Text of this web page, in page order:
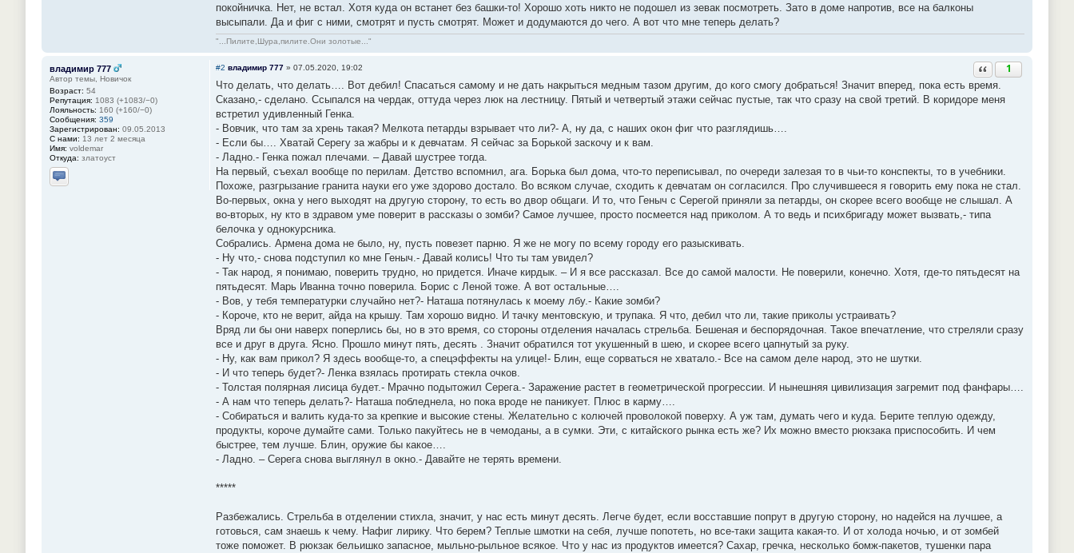
покойничка. Нет, не встал. Хотя куда он встанет без башки-то! Хорошо хоть никто не подошел из зевак посмотреть. Зато в доме напротив, все на балконы
высыпали. Да и фиг с ними, смотрят и пусть смотрят. Может и додумаются до чего. А вот что мне теперь делать?
"...Пилите,Шура,пилите.Они золотые..."
владимир 777
Автор темы, Новичок
Возраст: 54
Репутация: 1083 (+1083/−0)
Лояльность: 160 (+160/−0)
Сообщения: 359
Зарегистрирован: 09.05.2013
С нами: 13 лет 2 месяца
Имя: voldemar
Откуда: златоуст
Отправить личное сообщение
Ответить с цитатой
1
#2 владимир 777 » 07.05.2020, 19:02
Что делать, что делать…. Вот дебил! Спасаться самому и не дать накрыться медным тазом другим, до кого смогу добраться! Значит вперед, пока есть время.
Сказано,- сделано. Ссыпался на чердак, оттуда через люк на лестницу. Пятый и четвертый этажи сейчас пустые, так что сразу на свой третий. В коридоре меня
встретил удивленный Генка.
- Вовчик, что там за хрень такая? Мелкота петарды взрывает что ли?- А, ну да, с наших окон фиг что разглядишь….
- Если бы…. Хватай Серегу за жабры и к девчатам. Я сейчас за Борькой заскочу и к вам.
- Ладно.- Генка пожал плечами. – Давай шустрее тогда.
На первый, съехал вообще по перилам. Детство вспомнил, ага. Борька был дома, что-то переписывал, по очереди залезая то в чьи-то конспекты, то в учебники.
Похоже, разгрызание гранита науки его уже здорово достало. Во всяком случае, сходить к девчатам он согласился. Про случившееся я говорить ему пока не стал.
Во-первых, окна у него выходят на другую сторону, то есть во двор общаги. И то, что Геныч с Серегой приняли за петарды, он скорее всего вообще не слышал. А
во-вторых, ну кто в здравом уме поверит в рассказы о зомби? Самое лучшее, просто посмеется над приколом. А то ведь и психбригаду может вызвать,- типа
белочка у однокурсника.
Собрались. Армена дома не было, ну, пусть повезет парню. Я же не могу по всему городу его разыскивать.
- Ну что,- снова подступил ко мне Геныч.- Давай колись! Что ты там увидел?
- Так народ, я понимаю, поверить трудно, но придется. Иначе кирдык. – И я все рассказал. Все до самой малости. Не поверили, конечно. Хотя, где-то пятьдесят на
пятьдесят. Марь Иванна точно поверила. Борис с Леной тоже. А вот остальные….
- Вов, у тебя температурки случайно нет?- Наташа потянулась к моему лбу.- Какие зомби?
- Короче, кто не верит, айда на крышу. Там хорошо видно. И тачку ментовскую, и трупака. Я что, дебил что ли, такие приколы устраивать?
Вряд ли бы они наверх поперлись бы, но в это время, со стороны отделения началась стрельба. Бешеная и беспорядочная. Такое впечатление, что стреляли сразу
все и друг в друга. Ясно. Прошло минут пять, десять . Значит обратился тот укушенный в шею, и скорее всего цапнутый за руку.
- Ну, как вам прикол? Я здесь вообще-то, а спецэффекты на улице!- Блин, еще сорваться не хватало.- Все на самом деле народ, это не шутки.
- И что теперь будет?- Ленка взялась протирать стекла очков.
- Толстая полярная лисица будет.- Мрачно подытожил Серега.- Заражение растет в геометрической прогрессии. И нынешняя цивилизация загремит под фанфары….
- А нам что теперь делать?- Наташа побледнела, но пока вроде не паникует. Плюс в карму….
- Собираться и валить куда-то за крепкие и высокие стены. Желательно с колючей проволокой поверху. А уж там, думать чего и куда. Берите теплую одежду,
продукты, короче думайте сами. Только пакуйтесь не в чемоданы, а в сумки. Эти, с китайского рынка есть же? Их можно вместо рюкзака приспособить. И чем
быстрее, тем лучше. Блин, оружие бы какое….
- Ладно. – Серега снова выглянул в окно.- Давайте не терять времени.
*****
Разбежались. Стрельба в отделении стихла, значит, у нас есть минут десять. Легче будет, если восставшие попрут в другую сторону, но надейся на лучшее, а
готовься, сам знаешь к чему. Нафиг лирику. Что берем? Теплые шмотки на себя, лучше попотеть, но все-таки защита какая-то. И от холода ночью, и от зомбей
тоже поможет. В рюкзак бельишко запасное, мыльно-рыльное всякое. Что у нас из продуктов имеется? Сахар, гречка, несколько бомж-пакетов, тушенки пара